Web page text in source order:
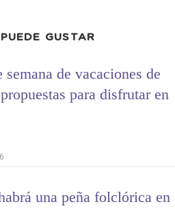
GUSTAR
de vacaciones de
para disfrutar en
una peña folclórica en